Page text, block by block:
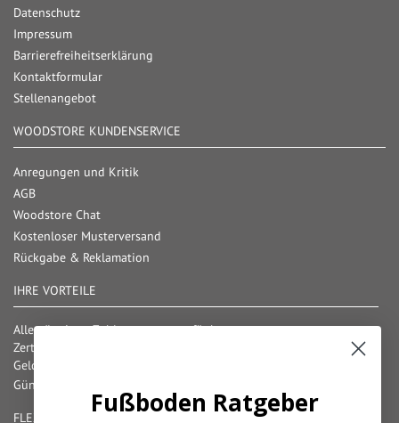
Datenschutz
Impressum
Barrierefreiheitserklärung
Kontaktformular
Stellenangebot
WOODSTORE KUNDENSERVICE
Anregungen und Kritik
AGB
Woodstore Chat
Kostenloser Musterversand
Rückgabe & Reklamation
IHRE VORTEILE
Alle gängigen Zahlungsarten verfügbar
Zertifizierter und geprüfter Shop
Geld-Zurück-Garantie
Günstige Versandkosten/ Frachtkostenfreigrenzen
FLEXIBLE ZAHLUNGFußboden Ratgeber